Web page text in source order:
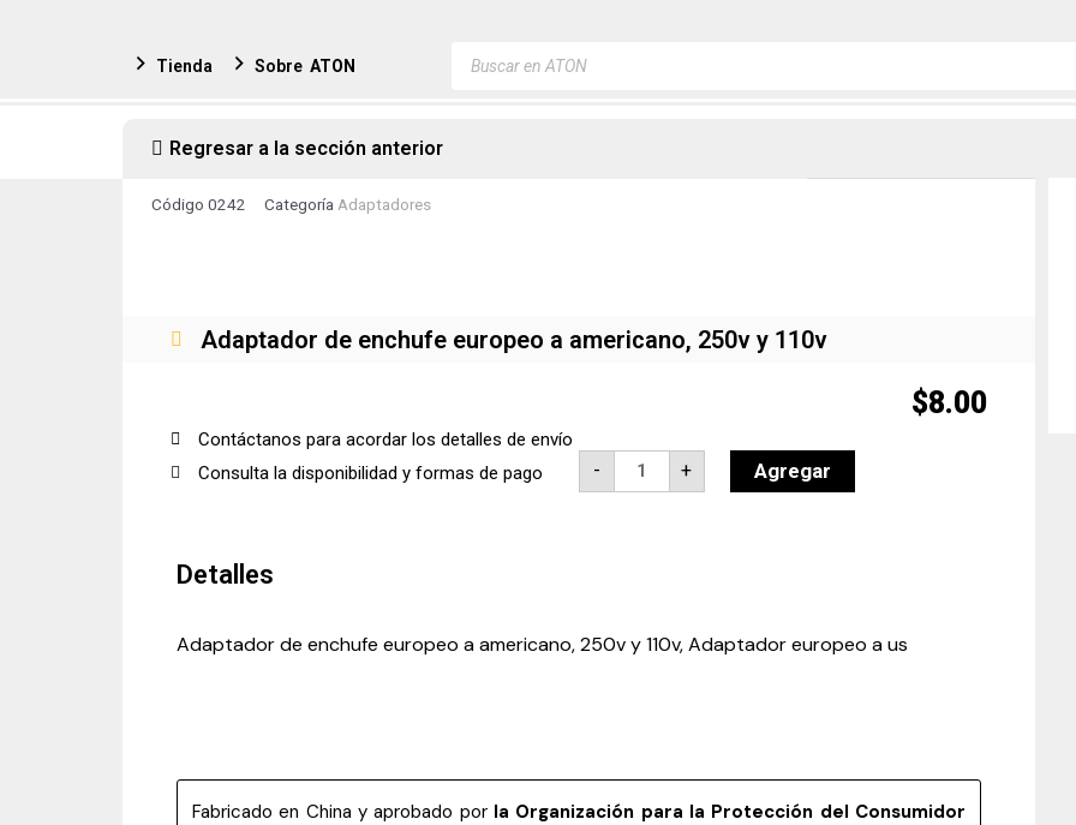
Tienda SobreATON
de
Regresar a la sección anterior
Código 0242 Categoría Adaptadores
Adaptador de enchufe europeo a americano, 250v y 110v
Contáctanos para acordar los detalles de envío
Consulta la disponibilidad y formas de pago
$8.00
-
Adaptador
enchufe
quantity
+ Agregar
Detalles
Adaptador de enchufe europeo a americano, 250v y 110v, Adaptador europeo a us
Fabricado en China y aprobado por la Organización para la Protección del Consumidor